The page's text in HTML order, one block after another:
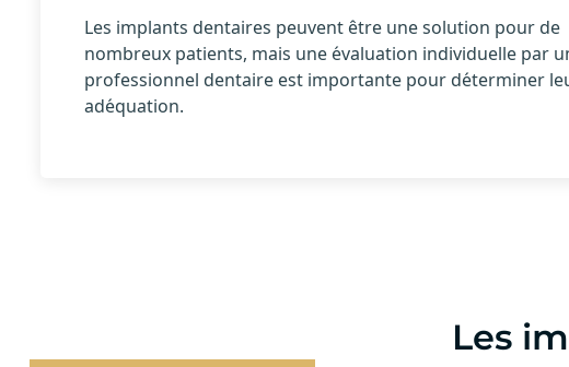
Les implants dentaires peuvent être une solution pour de
nombreux patients, mais une évaluation individuelle par
professionnel dentaire est importante pour déterminer
adéquation.
Les